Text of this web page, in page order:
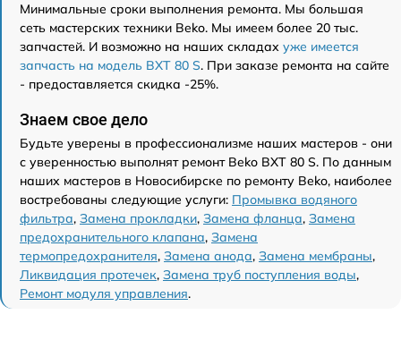
Минимальные сроки выполнения ремонта. Мы большая
сеть мастерских техники Beko. Мы имеем более 20 тыс.
запчастей. И возможно на наших складах уже имеется
запчасть на модель BXT 80 S. При заказе ремонта на сайте
- предоставляется скидка -25%.
Знаем свое дело
Будьте уверены в профессионализме наших мастеров - они
с уверенностью выполнят ремонт Beko BXT 80 S. По данным
наших мастеров в Новосибирске по ремонту Beko, наиболее
востребованы следующие услуги: Промывка водяного
фильтра, Замена прокладки, Замена фланца, Замена
предохранительного клапана, Замена
термопредохранителя, Замена анода, Замена мембраны,
Ликвидация протечек, Замена труб поступления воды,
Ремонт модуля управления.